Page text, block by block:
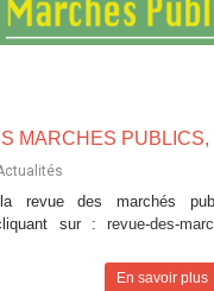
la revue des marchés
sur : revue-des-
En savoir plus